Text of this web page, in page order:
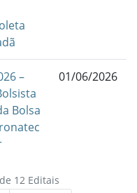
–
Bolsa
01/06/2026
12 Editais